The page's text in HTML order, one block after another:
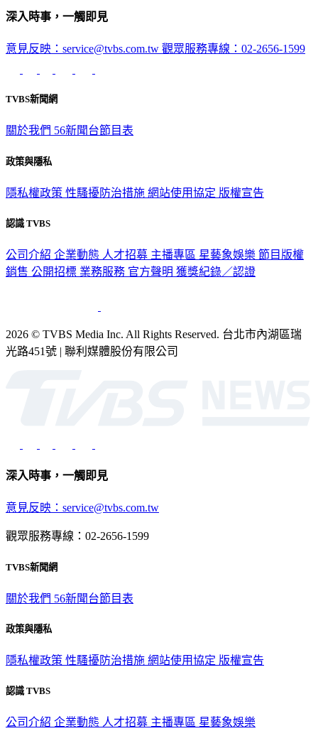
深入時事，一觸即見
意見反映：service@tvbs.com.tw 觀眾服務專線：02-2656-1599
TVBS新聞網
關於我們 56新聞台節目表
政策與隱私
隱私權政策 性騷擾防治措施 網站使用協定 版權宣告
認識 TVBS
公司介紹 企業動態 人才招募 主播專區 星藝象娛樂 節目版權
銷售 公開招標 業務服務 官方聲明 獲獎紀錄／認證
2026 © TVBS Media Inc. All Rights Reserved. 台北市內湖區瑞
光路451號 | 聯利媒體股份有限公司
深入時事，一觸即見
意見反映：service@tvbs.com.tw
觀眾服務專線：02-2656-1599
TVBS新聞網
關於我們 56新聞台節目表
政策與隱私
隱私權政策 性騷擾防治措施 網站使用協定 版權宣告
認識 TVBS
公司介紹 企業動態 人才招募 主播專區 星藝象娛樂